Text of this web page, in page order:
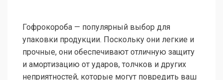
Гофрокороба — популярный выбор для
упаковки продукции. Поскольку они легкие и
прочные, они обеспечивают отличную защиту
и амортизацию от ударов, толчков и других
неприятностей, которые могут повредить ваш